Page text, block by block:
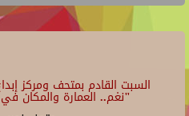
السبت القادم بمتحف ومركز
"نغم.. العمارة والمكان في